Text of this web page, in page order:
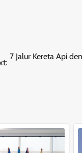
7 Jalur Kereta Api